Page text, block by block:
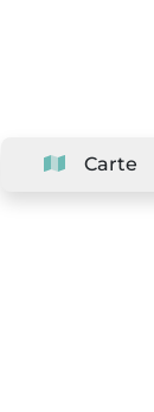
Carte